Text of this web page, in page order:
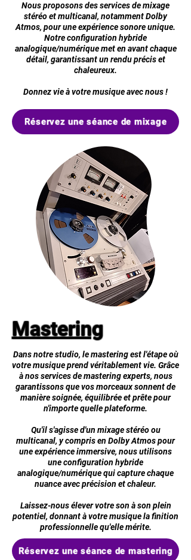
Nous proposons des services de mixage
stéréo et multicanal, notamment Dolby
Atmos, pour une expérience sonore unique.
Notre configuration hybride
analogique/numérique met en avant chaque
détail, garantissant un rendu précis et
chaleureux.
Donnez vie à votre musique avec nous !
Réservez une séance de mixage
Mastering
Dans notre studio, le mastering est l'étape où
votre musique prend véritablement vie. Grâce
à nos services de mastering experts, nous
garantissons que vos morceaux sonnent de
manière soignée, équilibrée et prête pour
n'importe quelle plateforme.
Qu'il s'agisse d'un mixage stéréo ou
multicanal, y compris en Dolby Atmos pour
une expérience immersive, nous utilisons
une configuration hybride
analogique/numérique qui capture chaque
nuance avec précision et chaleur.
Laissez-nous élever votre son à son plein
potentiel, donnant à votre musique la finition
professionnelle qu'elle mérite.
Réservez une séance de mastering